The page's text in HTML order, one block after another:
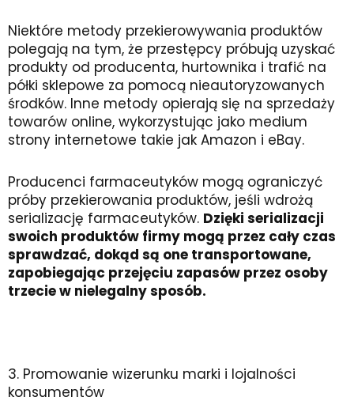
Niektóre metody przekierowywania produktów
polegają na tym, że przestępcy próbują uzyskać
produkty od producenta, hurtownika i trafić na
półki sklepowe za pomocą nieautoryzowanych
środków. Inne metody opierają się na sprzedaży
towarów online, wykorzystując jako medium
strony internetowe takie jak Amazon i eBay.
Producenci farmaceutyków mogą ograniczyć
próby przekierowania produktów, jeśli wdrożą
serializację farmaceutyków. Dzięki serializacji
swoich produktów firmy mogą przez cały czas
sprawdzać, dokąd są one transportowane,
zapobiegając przejęciu zapasów przez osoby
trzecie w nielegalny sposób.
3. Promowanie wizerunku marki i lojalności
konsumentów